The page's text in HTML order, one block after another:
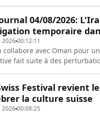
04/08/2026:
temporaire
202600:12:11
collabore avec Oman pour
fait suite à des
i
Festival revient
la culture suisse
202600:08:25